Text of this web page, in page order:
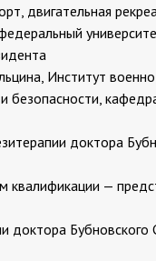
двигательная
Институт
безопасности,
доктора
квалификации —
доктора